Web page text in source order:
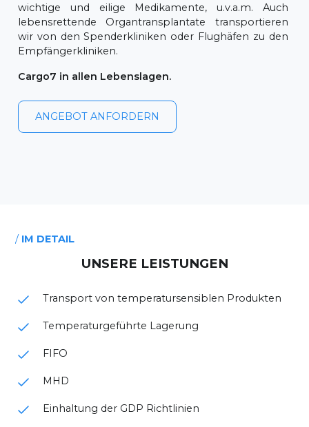
wichtige und eilige Medikamente, u.v.a.m. Auch
lebensrettende Organtransplantate transportieren
wir von den Spenderkliniken oder Flughäfen zu den
Empfängerkliniken.
Cargo7 in allen Lebenslagen.
ANGEBOT ANFORDERN
/ IM DETAIL
UNSERE LEISTUNGEN
Transport von temperatursensiblen Produkten
Temperaturgeführte Lagerung
FIFO
MHD
Einhaltung der GDP Richtlinien